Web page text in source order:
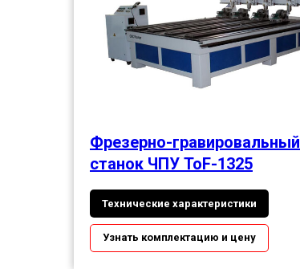
Фрезерно-гравировальный
станок ЧПУ ToF-1325
Технические характеристики
Узнать комплектацию и цену